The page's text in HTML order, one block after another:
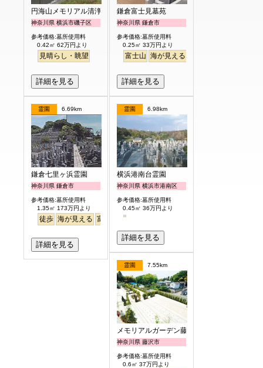
円海山メモリアル清浄園
神奈川県 横浜市磯子区
参考価格:墓所使用料
0.42㎡ 62万円より
見晴らし・眺望
詳細を見る
鎌倉富士見墓苑
神奈川県 鎌倉市
参考価格:墓所使用料
0.25㎡ 33万円より
富士山 海が見える
詳細を見る
霊園 6.69km
鎌倉七里ヶ浜霊園
神奈川県 鎌倉市
参考価格:墓所使用料
1.35㎡ 173万円より
徒歩 海が見える 富士山
詳細を見る
霊園 6.98km
横浜港南台霊園
神奈川県 横浜市港南区
参考価格:墓所使用料
0.45㎡ 36万円より
詳細を見る
霊園 7.55km
メモリアルガーデン藤沢第2霊園
神奈川県 藤沢市
参考価格:墓所使用料
0.6㎡ 37万円より